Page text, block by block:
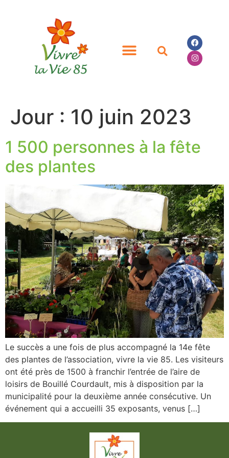
Jour : 10 juin 2023
1 500 personnes à la fête
des plantes
Le succès a une fois de plus accompagné la 14e fête
des plantes de l’association, vivre la vie 85. Les visiteurs
ont été près de 1500 à franchir l’entrée de l’aire de
loisirs de Bouillé Courdault, mis à disposition par la
municipalité pour la deuxième année consécutive. Un
événement qui a accueilli 35 exposants, venus […]